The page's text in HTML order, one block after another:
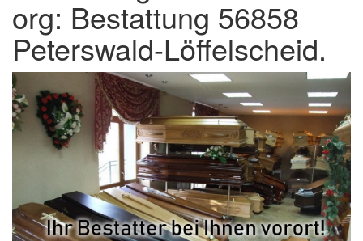
org: Bestattung 56858
Peterswald-Löffelscheid.